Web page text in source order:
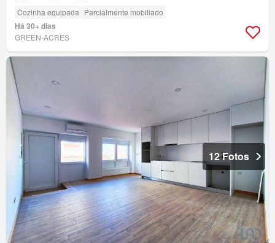
Cozinha equipada Parcialmente mobiliado
Há 30+ dias
GREEN-ACRES
12 Fotos